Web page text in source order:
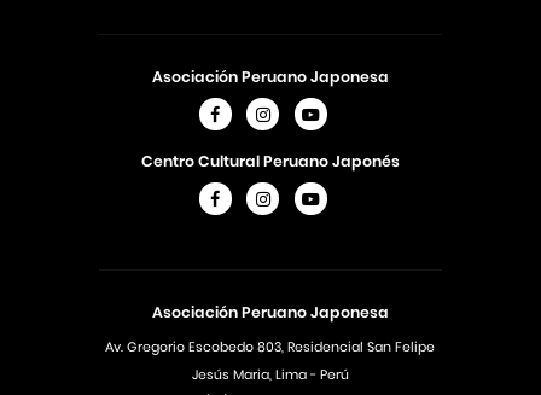
Asociación Peruano Japonesa
Av. Gregorio Escobedo 803, Residencial San Felipe
Jesús Maria, Lima - Perú
Asociación Peruano Japonesa
Centro Cultural Peruano Japonés